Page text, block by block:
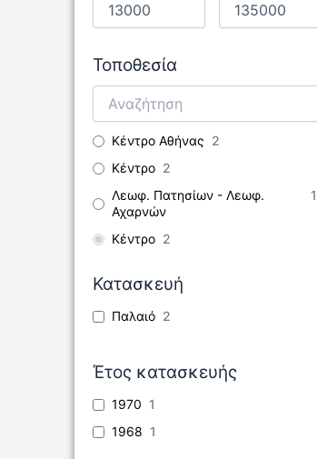
Τοποθεσία
Κέντρο Αθήνας 2
Kέντρο 2
Λεωφ. Πατησίων - Λεωφ.
Αχαρνών
1
Κέντρο 2
Κατασκευή
Παλαιό 2
Έτος κατασκευής
1970 1
1968 1